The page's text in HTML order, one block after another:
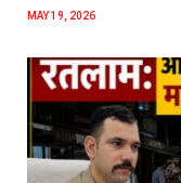
MAY 19, 2026